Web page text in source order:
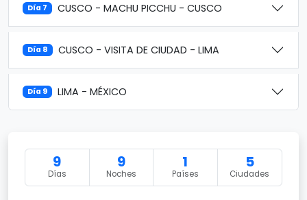
Día 7 CUSCO - MACHU PICCHU - CUSCO
Día 8 CUSCO - VISITA DE CIUDAD - LIMA
Día 9 LIMA - MÉXICO
9
Días
9
Noches
1
Países
5
Ciudades